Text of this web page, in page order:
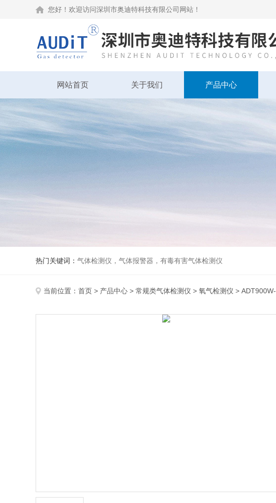
您好！欢迎访问深圳市奥迪特科技有限公司网站！
网站首页 关于我们 产品中心
热门关键词： 气体检测仪，气体报警器，有毒有害气体检测仪
当前位置： 首页 > 产品中心 > 常规类气体检测仪 > 氧气检测仪 >